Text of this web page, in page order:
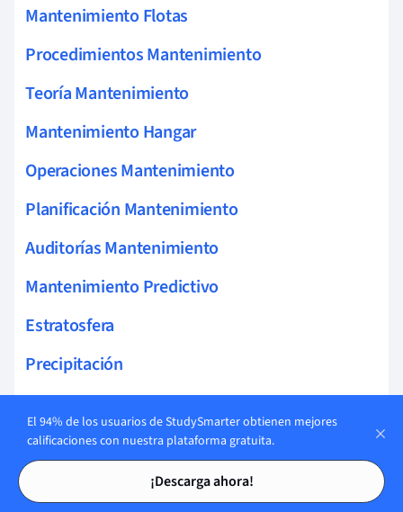
Tarjetas de estudio
Tarjetas de estudio
Mantenimiento Flotas
Procedimientos Mantenimiento
Teoría Mantenimiento
Mantenimiento Hangar
Operaciones Mantenimiento
Planificación Mantenimiento
Auditorías Mantenimiento
Mantenimiento Predictivo
Estratosfera
Precipitación
Mapas Del Tiempo
Huracanes
Pronóstico Del Tiempo
El 94% de los usuarios de StudySmarter obtienen mejores
calificaciones con nuestra plataforma gratuita.
¡Descarga ahora!